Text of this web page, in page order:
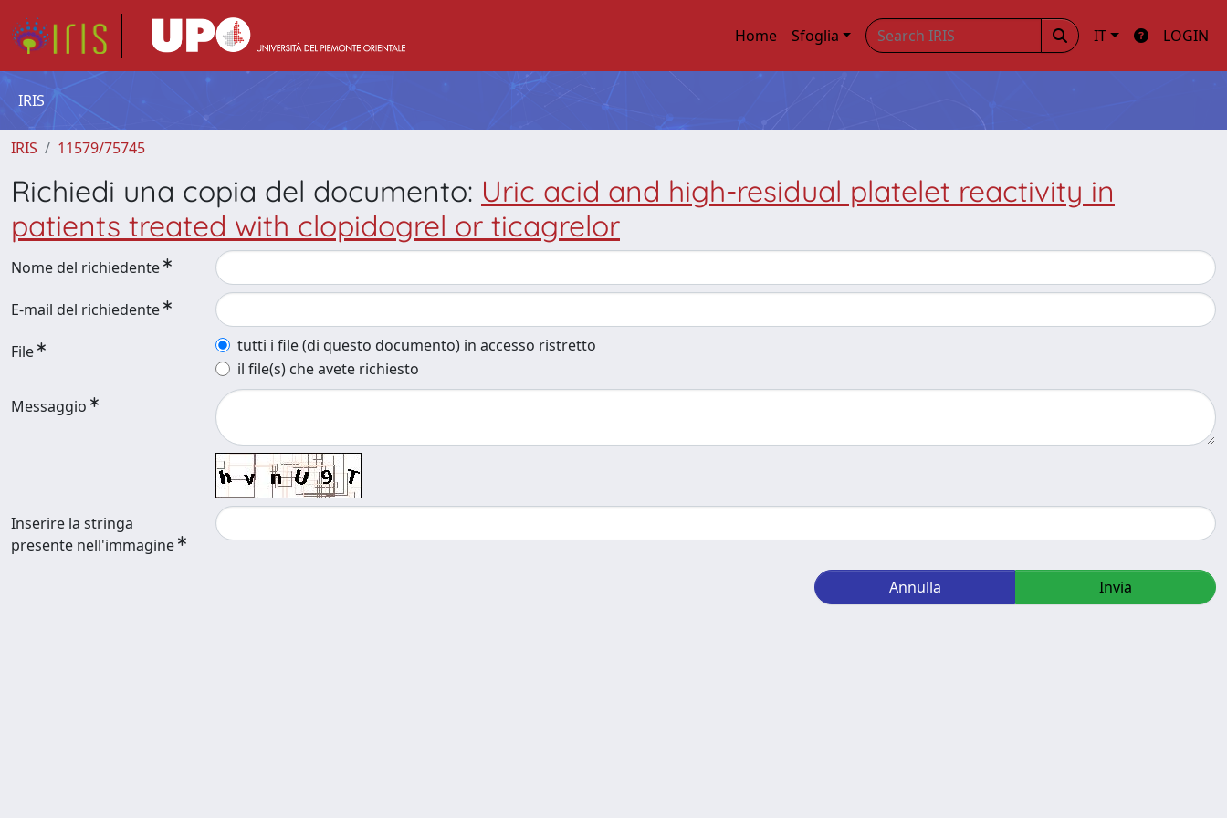
Home Sfoglia IT LOGIN
IRIS
IRIS 11579/75745
Richiedi una copia del documento: Uric acid and high-residual platelet reactivity in
patients treated with clopidogrel or ticagrelor
Nome del richiedente
E-mail del richiedente
File
tutti i file (di questo documento) in accesso ristretto
il file(s) che avete richiesto
Messaggio
Inserire la stringa
presente nell'immagine
Annulla Invia